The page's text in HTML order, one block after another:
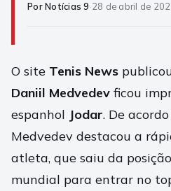
Por Notícias 9·28 de abril de
O site Tenis News
Daniil Medvedev ficou
espanhol Jodar. De
Medvedev destacou a
atleta, que saiu da
mundial para entrar no